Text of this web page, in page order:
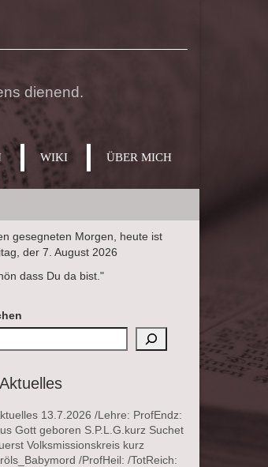
dienend.
WIKI ÜBER MICH
gesegneten Morgen, heute ist
der 7. August 2026
dass Du da bist."
Aktuelles
13.7.2026 /Lehre: ProfEndz:
Gott geboren S.P.L.G.kurz Suchet
Volksmissionskreis kurz
/ProfHeil: /TotReich: